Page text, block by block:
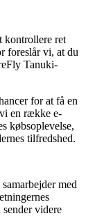
kontrollere ret
foreslår vi, at du
Tanuki-
for at få en
en række e-
købsoplevelse,
tilfredshed.
med
videre